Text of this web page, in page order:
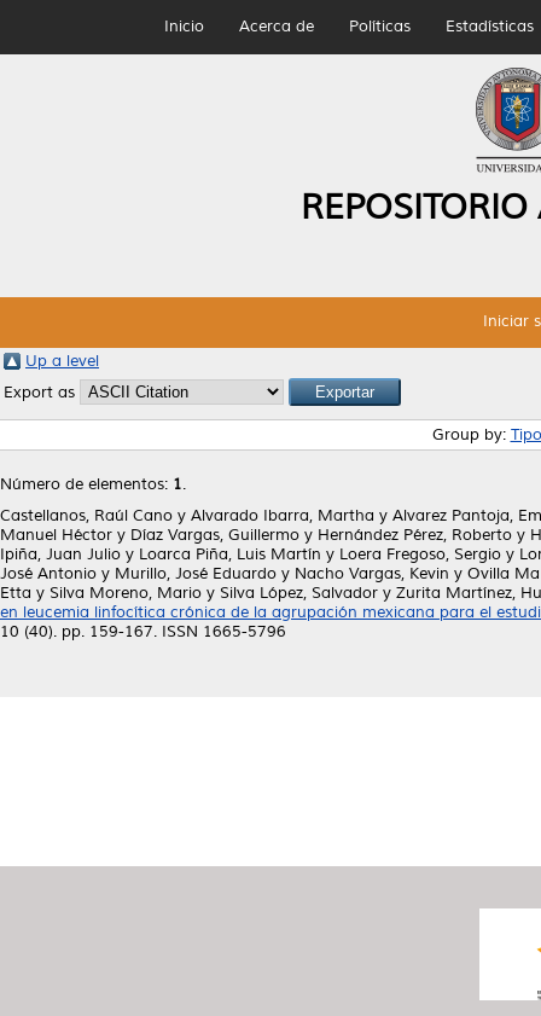
Inicio Acerca de Políticas Estadísticas
Iniciar
Up a level
Export as
Group by:
Número de elementos: 1.
Castellanos, Raúl Cano y Alvarado Ibarra, Martha y Alvarez Pantoja,
Manuel Héctor y Díaz Vargas, Guillermo y Hernández Pérez, Roberto y
Ipiña, Juan Julio y Loarca Piña, Luis Martín y Loera Fregoso, Sergio y
José Antonio y Murillo, José Eduardo y Nacho Vargas, Kevin y Ovilla
Etta y Silva Moreno, Mario y Silva López, Salvador y Zurita Martínez,
en leucemia linfocítica crónica de la agrupación mexicana para el
10 (40). pp. 159-167. ISSN 1665-5796